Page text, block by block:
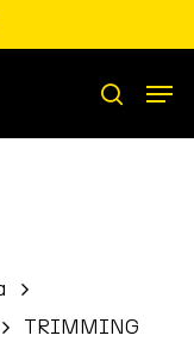
search
TRIMMING